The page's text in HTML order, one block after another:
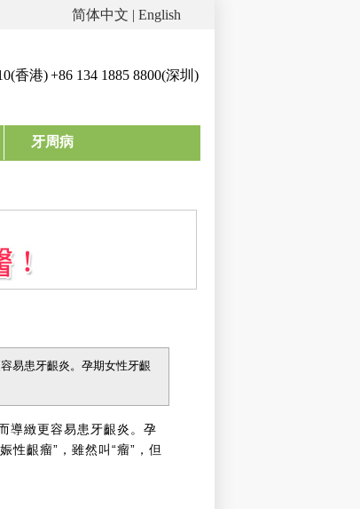
简体中文 | English
香港)+86 134 1885 8800(深圳)
牙周病
易患牙齦炎。孕期女性牙齦
導緻更容易患牙齦炎。孕
性齦瘤”，雖然叫“瘤”，但